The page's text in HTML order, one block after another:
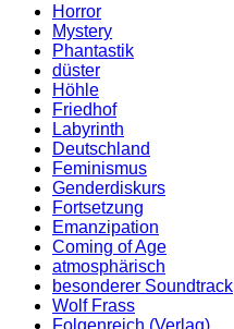
Horror
Mystery
Phantastik
düster
Höhle
Friedhof
Labyrinth
Deutschland
Feminismus
Genderdiskurs
Fortsetzung
Emanzipation
Coming of Age
atmosphärisch
besonderer Soundtrack
Wolf Frass